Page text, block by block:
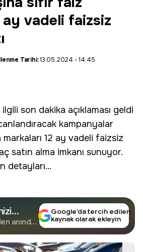
vadeli faizsiz
Tarihi:13.05.2024 - 14:45
son dakika açıklaması geldi
kampanyalar
12 ay vadeli faizsiz
satın alma imkanı sunuyor.
detayları...
Takip
anında
Google’da tercih edilen
kaynak olarak ekleyin